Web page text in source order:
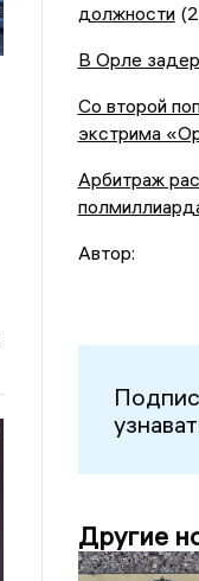
должности
В Орле
Со второй
экстрима
Арбитраж
Автор:
Другие